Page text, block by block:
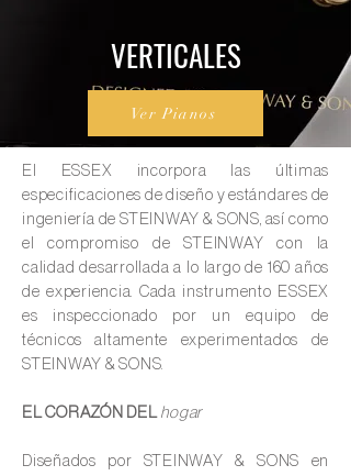
VERTICALES
Ver Pianos
El ESSEX incorpora las últimas
especificaciones de diseño y estándares de
ingeniería de STEINWAY & SONS, así como
el compromiso de STEINWAY con la
calidad desarrollada a lo largo de 160 años
de experiencia. Cada instrumento ESSEX
es inspeccionado por un equipo de
técnicos altamente experimentados de
STEINWAY & SONS.
EL CORAZÓN DEL hogar
Diseñados por STEINWAY & SONS en